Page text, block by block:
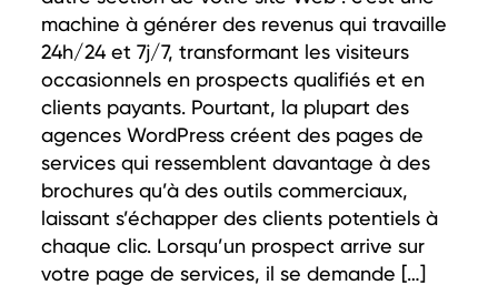
machine à générer des revenus qui travaille
24h/24 et 7j/7, transformant les visiteurs
occasionnels en prospects qualifiés et en
clients payants. Pourtant, la plupart des
agences WordPress créent des pages de
services qui ressemblent davantage à des
brochures qu’à des outils commerciaux,
laissant s’échapper des clients potentiels à
chaque clic. Lorsqu’un prospect arrive sur
votre page de services, il se demande […]